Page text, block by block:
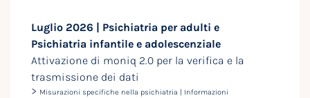
Luglio 2026 | Psichiatria per adulti e
Psichiatria infantile e adolescenziale
Attivazione di moniq 2.0 per la verifica e la
trasmissione dei dati
> Misurazioni specifiche nella psichiatria | Informazioni